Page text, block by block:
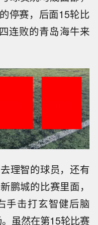
停赛，后面15轮比
连败的青岛海牛来
理智的球员，还有
鹏城的比赛里面，
手击打玄智健后脑
虽然在第15轮比赛